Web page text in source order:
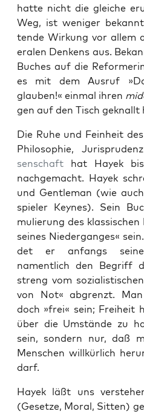
hat­te nicht die gle­iche
Weg, ist weniger
tende Wirkung vor allem
eralen Denkens aus.
Buch­es auf die
es mit dem Aus­ruf
glauben!« ein­mal ihren
gen auf den Tisch gek­nallt
Die Ruhe und Fein­heit
Philoso­phie,
senschaft hat Hayek
nachgemacht. Hayek
und Gen­tle­man (wie
spiel­er Keynes). Sein
mulierung des
seines Nieder­ganges«
det er anfangs
namentlich den Begriff
streng vom
von Not« abgren­zt.
doch »frei« sein; Frei­heit
über die Umstände zu
sein, son­dern nur, daß
Men­schen willkür­lich
darf.
Hayek läßt uns
(Geset­ze, Moral, Sit­ten)